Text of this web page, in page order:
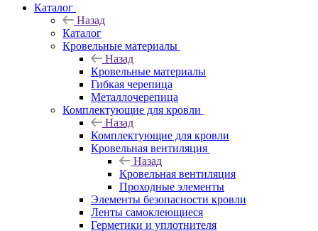
Каталог
Назад
Каталог
Кровельные материалы
Назад
Кровельные материалы
Гибкая черепица
Металлочерепица
Комплектующие для кровли
Назад
Комплектующие для кровли
Кровельная вентиляция
Назад
Кровельная вентиляция
Проходные элементы
Элементы безопасности кровли
Ленты самоклеющиеся
Герметики и уплотнителя